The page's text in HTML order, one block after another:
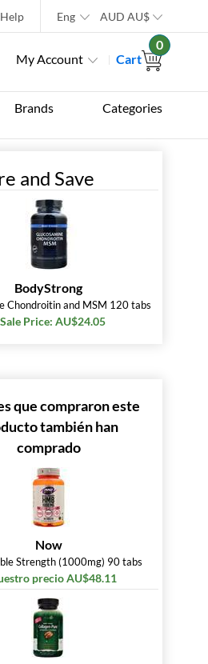
Help Eng AUD AU$
My Account Cart
0
Brands Categories
and Save
BodyStrong
Chondroitin and MSM 120 tabs
Sale Price: AU$24.05
que compraron este
también han
comprado
Now
Strength (1000mg) 90 tabs
precio AU$48.11